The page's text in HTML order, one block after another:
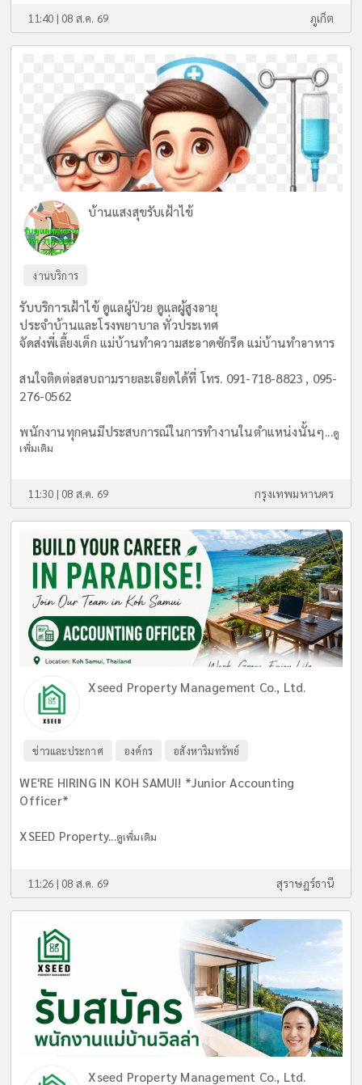
11:40 | 08 ส.ค. 69 ภูเก็ต
บ้านแสงสุขรับเฝ้าไข้
งานบริการ
รับบริการเฝ้าไข้ ดูแลผู้ป่วย ดูแลผู้สูงอายุ
ประจำบ้านและโรงพยาบาล ทั่วประเทศ
จัดส่งพี่เลี้ยงเด็ก แม่บ้านทำความสะอาดซักรีด แม่บ้านทำอาหาร
สนใจติดต่อสอบถามรายละเอียดได้ที่ โทร. 091-718-8823 , 095-
276-0562
พนักงานทุกคนมีประสบการณ์ในการทำงานในตำแหน่งนั้นๆ...ดู
เพิ่มเติม
11:30 | 08 ส.ค. 69 กรุงเทพมหานคร
Xseed Property Management Co., Ltd.
ข่าวและประกาศ องค์กร อสังหาริมทรัพย์
WE'RE HIRING IN KOH SAMUI! *Junior Accounting
Officer*
XSEED Property...ดูเพิ่มเติม
11:26 | 08 ส.ค. 69 สุราษฎร์ธานี
Xseed Property Management Co., Ltd.